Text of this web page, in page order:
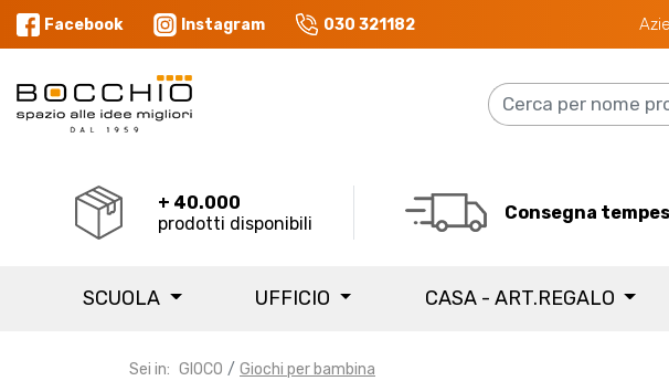
Facebook Instagram 030 321182
+ 40.000
prodotti disponibili
Consegna
SCUOLA UFFICIO CASA - ART.REGALO
Sei in: GIOCO Giochi per bambina